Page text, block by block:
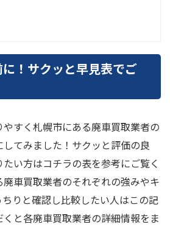
！サクッと早見表でご
すく札幌市にある廃車買取業者の
てみました！サクッと評価の良
い方はコチラの表を参考にご覧く
車買取業者のそれぞれの強みやキ
りと確認し比較したい人はこの記
と各廃車買取業者の詳細情報をま